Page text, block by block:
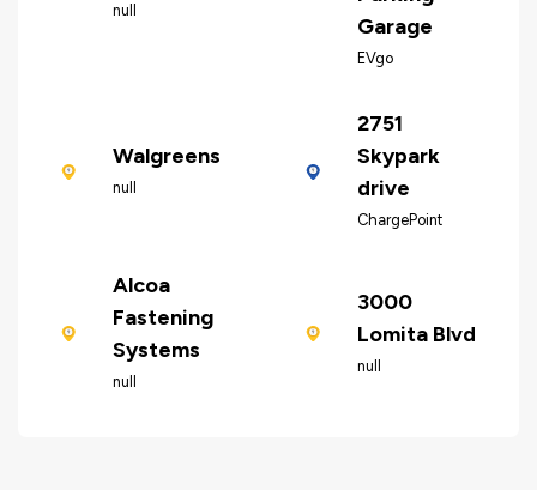
null
Garage
EVgo
Walgreens
null
2751
Skypark
drive
ChargePoint
Alcoa
Fastening
Systems
null
3000
Lomita Blvd
null